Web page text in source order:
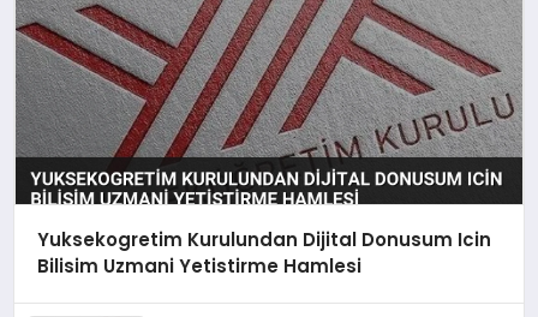
Yuksekogretim Kurulundan Dijital Donusum Icin
Bilisim Uzmani Yetistirme Hamlesi